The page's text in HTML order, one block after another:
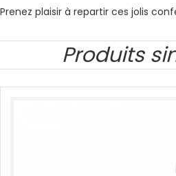
Prenez plaisir à repartir ces jolis
Produits